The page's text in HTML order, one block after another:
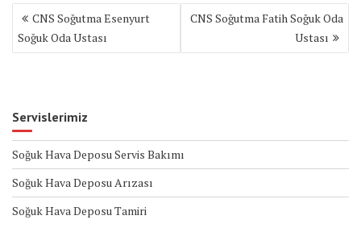
Yazı
gezinmesi
CNS Soğutma Esenyurt
Soğuk Oda Ustası
CNS Soğutma Fatih Soğuk Oda
Ustası
Servislerimiz
Soğuk Hava Deposu Servis Bakımı
Soğuk Hava Deposu Arızası
Soğuk Hava Deposu Tamiri